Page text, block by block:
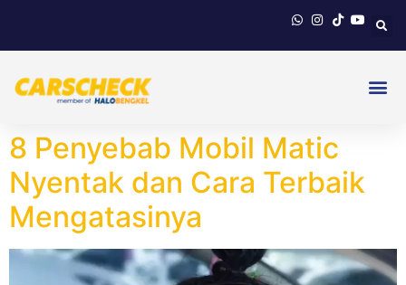
8 Penyebab Mobil Matic
Nyentak dan Cara Terbaik
Mengatasinya